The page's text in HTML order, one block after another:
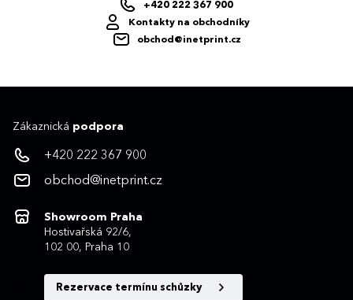
+420 222 367 900
Kontakty na obchodníky
obchod@inetprint.cz
Zákaznická podpora
+420 222 367 900
obchod@inetprint.cz
Showroom Praha
Hostivařská 92/6,
102 00, Praha 10
Rezervace termínu schůzky